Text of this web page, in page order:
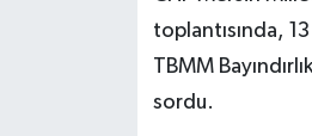
toplantısında,
TBMM
sordu.